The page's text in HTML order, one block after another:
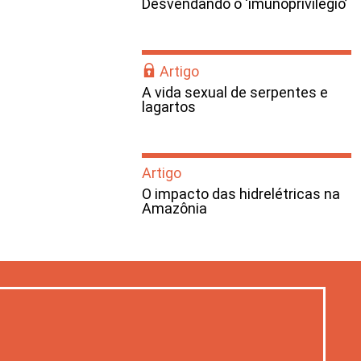
Desvendando o ‘imunoprivilégio’
Artigo
A vida sexual de serpentes e
lagartos
Artigo
O impacto das hidrelétricas na
Amazônia